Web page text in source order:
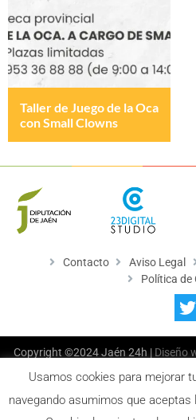
Taller de Juego de la Oca
con Small Clowns
Contacto Aviso Legal
Política de
Copyright ©2024 Jaén 24h | Diseño
All Rights
Usamos cookies para mejorar
navegando asumimos que aceptas